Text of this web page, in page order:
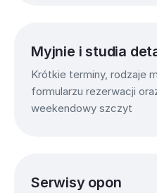
Myjnie i studia
Krótkie terminy, rodzaje
formularzu rezerwacji
weekendowy szczyt
Serwisy opon